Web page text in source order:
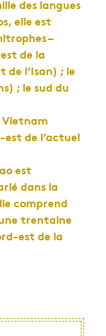
des langues
elle est
–
de la
de l’Isan) ; le
; le sud du
Vietnam
de l’actuel
est
dans la
comprend
trentaine
est de la